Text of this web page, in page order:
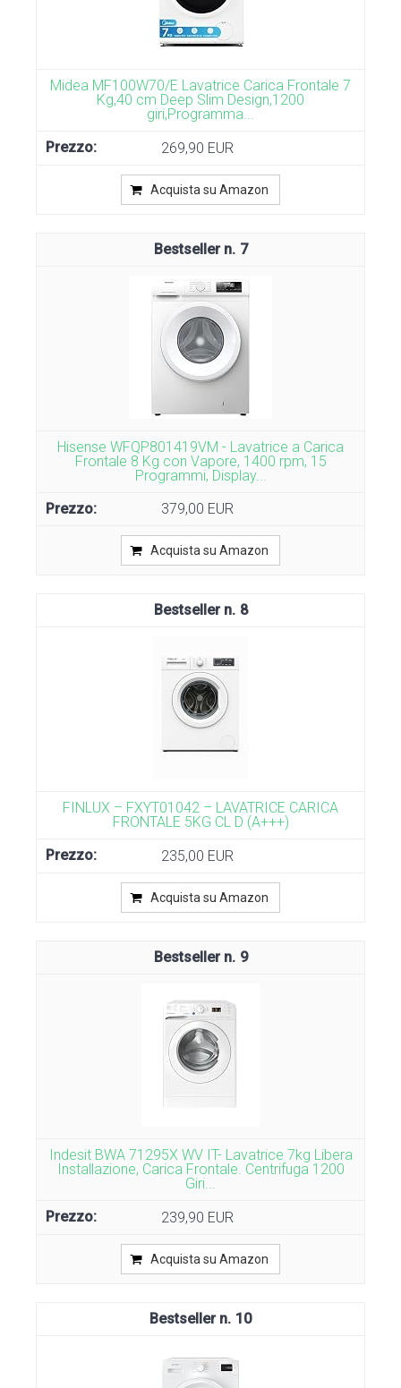
Midea MF100W70/E Lavatrice Carica Frontale 7
Kg,40 cm Deep Slim Design,1200
giri,Programma...
269,90 EUR
Acquista su Amazon
7
Hisense WFQP801419VM - Lavatrice a Carica
Frontale 8 Kg con Vapore, 1400 rpm, 15
Programmi, Display...
379,00 EUR
Acquista su Amazon
8
FINLUX – FXYT01042 – LAVATRICE CARICA
FRONTALE 5KG CL D (A+++)
235,00 EUR
Acquista su Amazon
9
Indesit BWA 71295X WV IT- Lavatrice 7kg Libera
Installazione, Carica Frontale. Centrifuga 1200
Giri...
239,90 EUR
Acquista su Amazon
10